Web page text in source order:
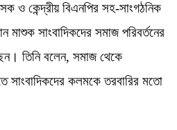
ও কেন্দ্রীয় বিএনপির সহ-সাংগঠনিক
মাশুক সাংবাদিকদের সমাজ পরিবর্তনের
তিনি বলেন, সমাজ থেকে
কলমকে তরবারির মতো